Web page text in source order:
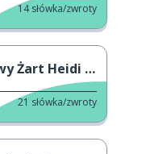
14 słówka/zwroty
Heidi Klum
21 słówka/zwroty